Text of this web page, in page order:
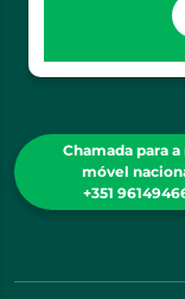
Chamada para
móvel
+351